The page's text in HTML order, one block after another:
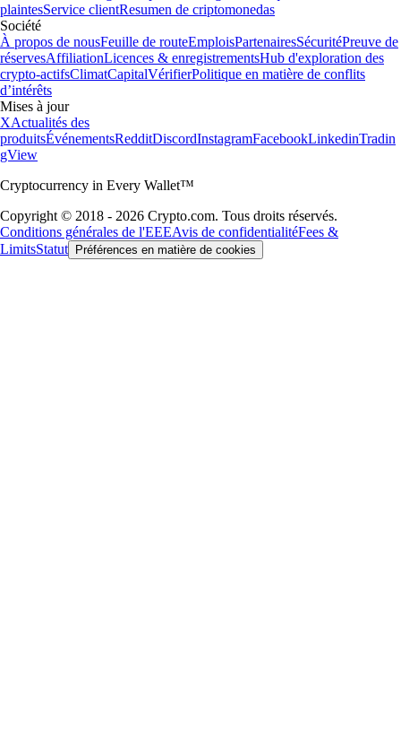
plaintesService clientResumen de criptomonedas
Société
À propos de nousFeuille de routeEmploisPartenairesSécuritéPreuve de
réservesAffiliationLicences & enregistrementsHub d'exploration des
crypto-actifsClimatCapitalVérifierPolitique en matière de conflits
d’intérêts
Mises à jour
XActualités des
produitsÉvénementsRedditDiscordInstagramFacebookLinkedinTradin
gView
Cryptocurrency in Every Wallet™
Copyright © 2018 - 2026 Crypto.com. Tous droits réservés.
Conditions générales de l'EEEAvis de confidentialitéFees &
LimitsStatut Préférences en matière de cookies